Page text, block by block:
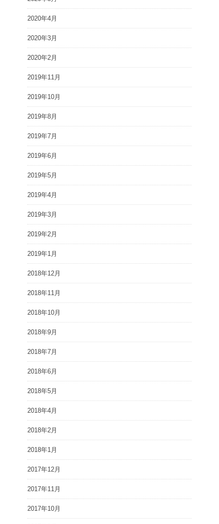
2020年4月
2020年3月
2020年2月
2019年11月
2019年10月
2019年8月
2019年7月
2019年6月
2019年5月
2019年4月
2019年3月
2019年2月
2019年1月
2018年12月
2018年11月
2018年10月
2018年9月
2018年7月
2018年6月
2018年5月
2018年4月
2018年2月
2018年1月
2017年12月
2017年11月
2017年10月